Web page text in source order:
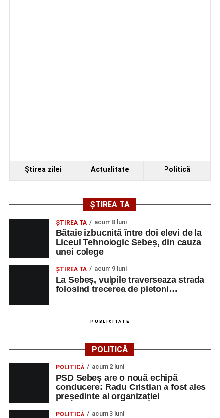
Ştirea zilei Actualitate Politică
ȘTIREA TA
ŞTIREA TA acum 8 luni
Bătaie izbucnită între doi elevi de la
Liceul Tehnologic Sebeș, din cauza
unei colege
ŞTIREA TA acum 9 luni
La Sebeș, vulpile traverseaza strada
folosind trecerea de pietoni…
PUBLICITATE
POLITICĂ
POLITICĂ acum 2 luni
PSD Sebeș are o nouă echipă
conducere: Radu Cristian a fost ales
președinte al organizației
POLITICĂ acum 3 luni